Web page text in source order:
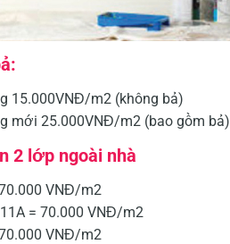
15.000VNĐ/m2 (không bả)
mới 25.000VNĐ/m2 (bao gồm bả)
2 lớp ngoài nhà
VNĐ/m2
= 70.000 VNĐ/m2
VNĐ/m2